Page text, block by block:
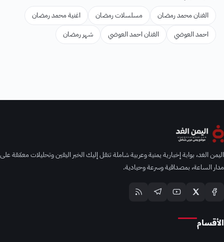
الفنان محمد رمضان مسلسلات رمضان
اغنية محمد رمضان
احمد العوضي
الفنان احمد العوضي شهر رمضان
اليمن الغد، بوابة إخبارية يمنية وعربية شاملة تنقل إليك الخبر اليقين وتحليلات معمّقة على
مدار الساعة، بمصداقية وسرعة وحيادية.
الأقسام